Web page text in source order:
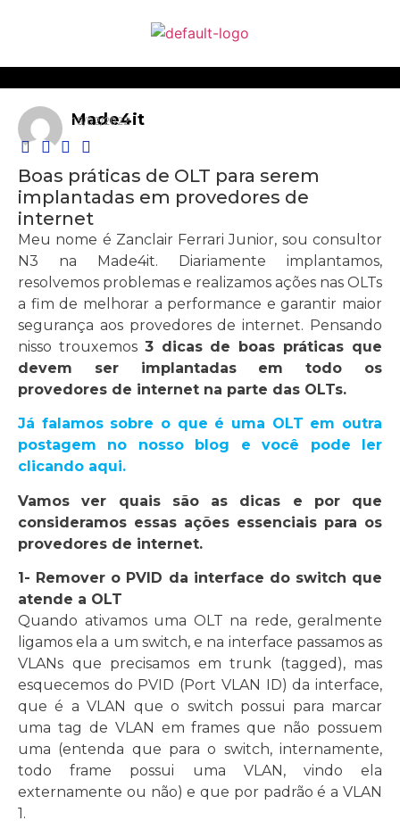
Made4it
15/02/2022
Boas práticas de OLT para serem
implantadas em provedores de
internet
Meu nome é Zanclair Ferrari Junior, sou consultor
N3 na Made4it. Diariamente implantamos,
resolvemos problemas e realizamos ações nas OLTs
a fim de melhorar a performance e garantir maior
segurança aos provedores de internet. Pensando
nisso trouxemos 3 dicas de boas práticas que
devem ser implantadas em todo os
provedores de internet na parte das OLTs.
Já falamos sobre o que é uma OLT em outra
postagem no nosso blog e você pode ler
clicando aqui.
Vamos ver quais são as dicas e por que
consideramos essas ações essenciais para os
provedores de internet.
1- Remover o PVID da interface do switch que
atende a OLT
Quando ativamos uma OLT na rede, geralmente
ligamos ela a um switch, e na interface passamos as
VLANs que precisamos em trunk (tagged), mas
esquecemos do PVID (Port VLAN ID) da interface,
que é a VLAN que o switch possui para marcar
uma tag de VLAN em frames que não possuem
uma (entenda que para o switch, internamente,
todo frame possui uma VLAN, vindo ela
externamente ou não) e que por padrão é a VLAN
1.